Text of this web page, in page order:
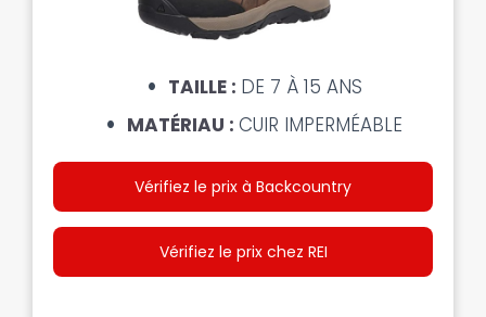
TAILLE : DE 7 À 15 ANS
MATÉRIAU : CUIR IMPERMÉABLE
Vérifiez le prix à Backcountry
Vérifiez le prix chez REI